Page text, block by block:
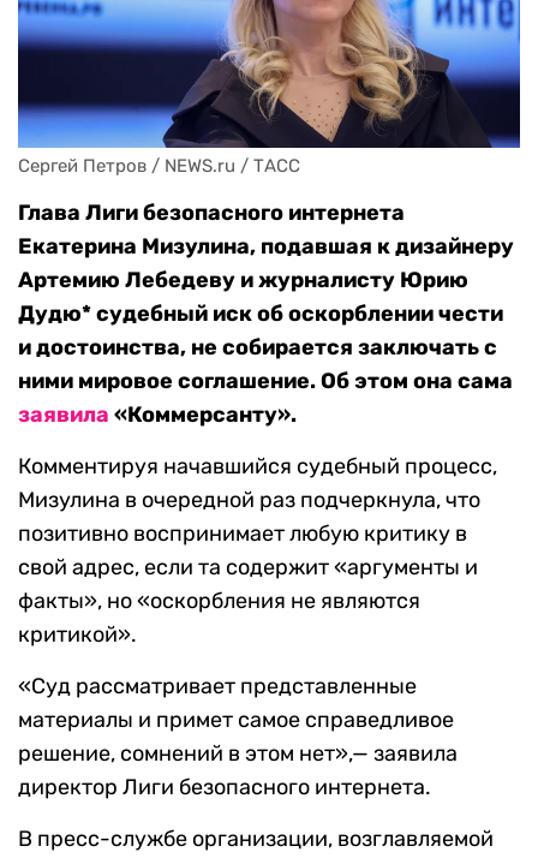
Сергей Петров / NEWS.ru / ТАСС
Глава Лиги безопасного интернета
Екатерина Мизулина, подавшая к дизайнеру
Артемию Лебедеву и журналисту Юрию
Дудю* судебный иск об оскорблении чести
и достоинства, не собирается заключать с
ними мировое соглашение. Об этом она сама
заявила «Коммерсанту».
Комментируя начавшийся судебный процесс,
Мизулина в очередной раз подчеркнула, что
позитивно воспринимает любую критику в
свой адрес, если та содержит «аргументы и
факты», но «оскорбления не являются
критикой».
«Суд рассматривает представленные
материалы и примет самое справедливое
решение, сомнений в этом нет»,— заявила
директор Лиги безопасного интернета.
В пресс-службе организации, возглавляемой